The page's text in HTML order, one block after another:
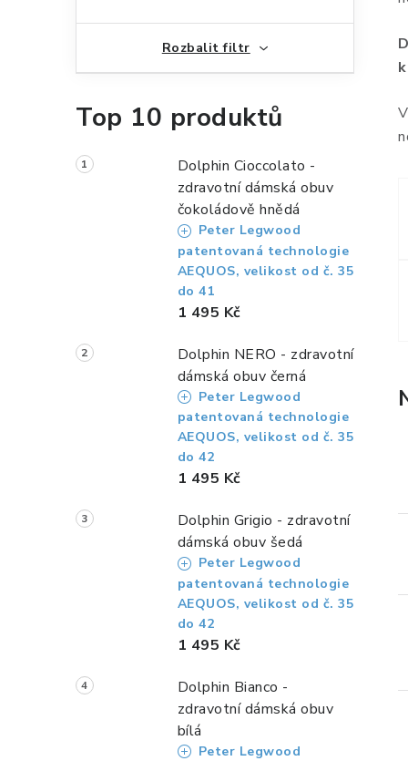
n
í
p
n
Rozbalit filtr
Top 10 produktů
Dolphin Cioccolato -
zdravotní dámská obuv
čokoládově hnědá
Peter Legwood
patentovaná technologie
AEQUOS, velikost od č. 35
do 41
1 495 Kč
Dolphin NERO - zdravotní
dámská obuv černá
Peter Legwood
patentovaná technologie
AEQUOS, velikost od č. 35
do 42
1 495 Kč
Dolphin Grigio - zdravotní
dámská obuv šedá
Peter Legwood
patentovaná technologie
AEQUOS, velikost od č. 35
do 42
1 495 Kč
Dolphin Bianco -
zdravotní dámská obuv
bílá
Peter Legwood